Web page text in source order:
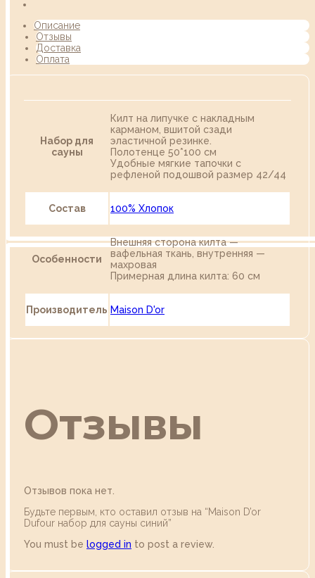
Описание
Отзывы
Доставка
Оплата
Набор для
сауны
Килт на липучке с накладным
карманом, вшитой сзади
эластичной резинке.
Полотенце 50*100 см
Удобные мягкие тапочки с
рефленой подошвой размер 42/44
Состав 100% Хлопок
Особенности
Внешняя сторона килта —
вафельная ткань, внутренняя —
махровая
Примерная длина килта: 60 см
Производитель Maison D'or
Отзывы
Отзывов пока нет.
Будьте первым, кто оставил отзыв на “Maison D’or
Dufour набор для сауны синий”
You must be logged in to post a review.